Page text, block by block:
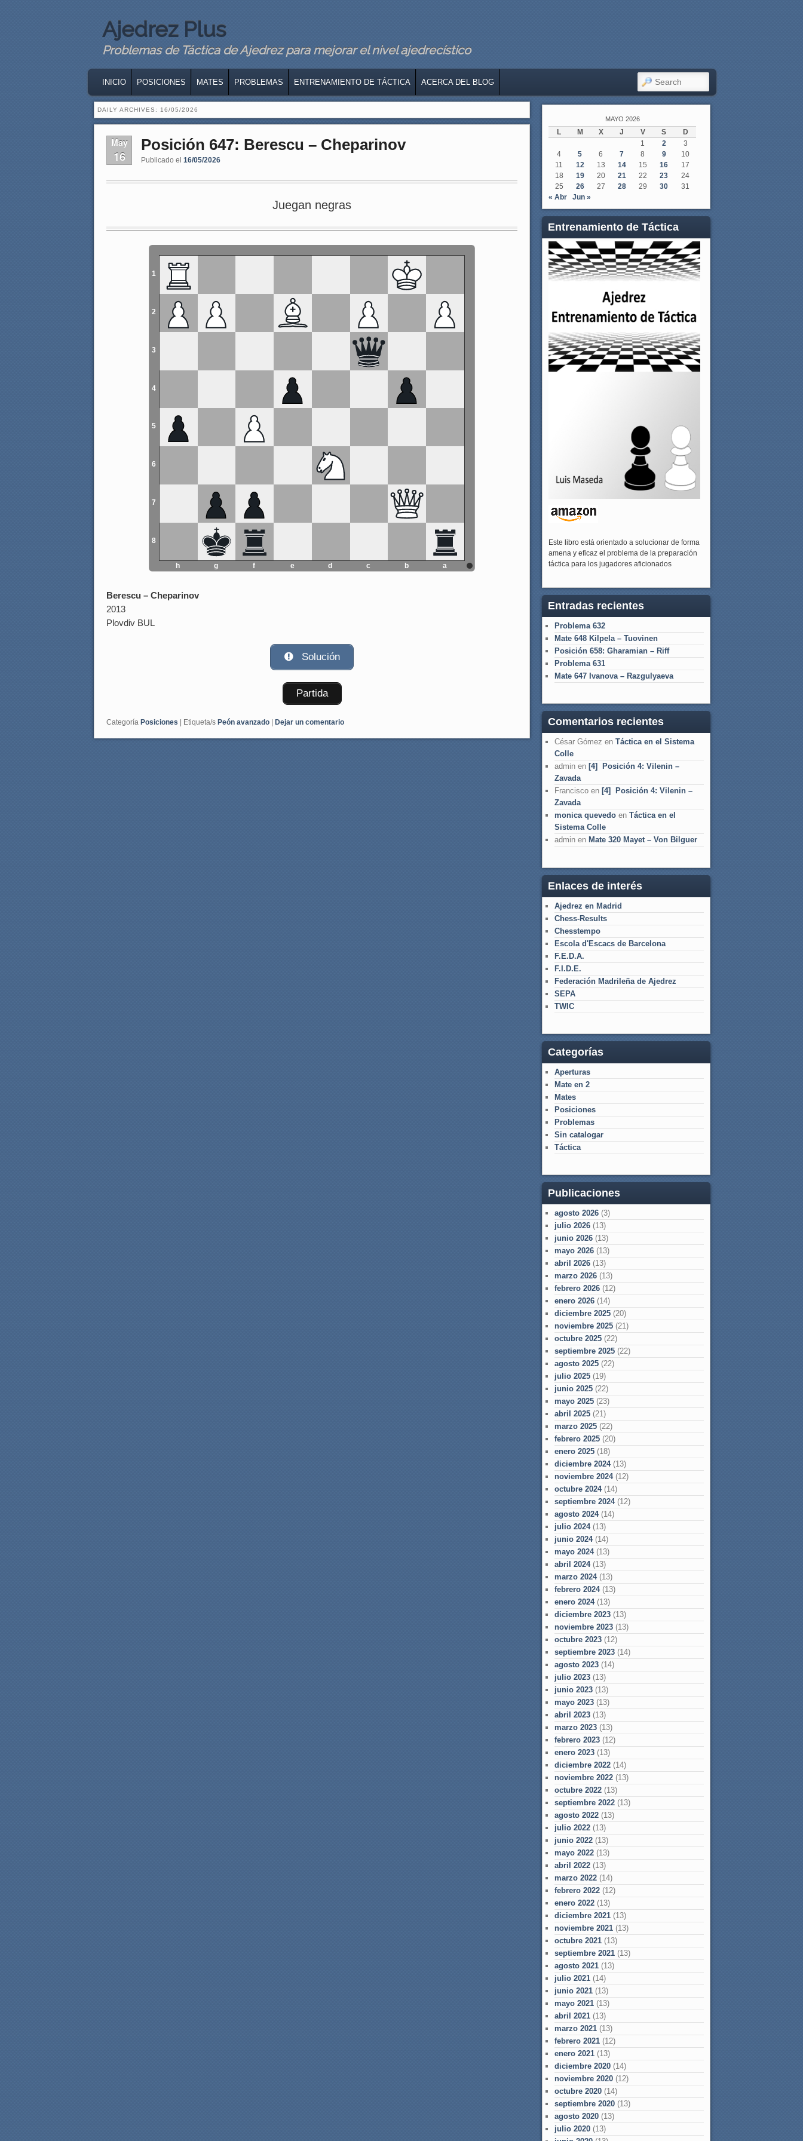
Ajedrez Plus
Problemas de Táctica de Ajedrez para mejorar el nivel ajedrecístico
SKIP TO PRIMARY CONTENT
SKIP TO SECONDARY CONTENT
INICIO POSICIONES MATES PROBLEMAS ENTRENAMIENTO DE TÁCTICA ACERCA DEL BLOG SEARCH
DAILY ARCHIVES: 16/05/2026
May
16
Posición 647: Berescu – Cheparinov
Publicado el 16/05/2026
Juegan negras
1
2
3
4
5
6
7
8
h g f e d c b a
Berescu – Cheparinov
2013
Plovdiv BUL
Solución
Partida
Categoría Posiciones Etiqueta/s Peón avanzado Dejar un comentario
MAYO 2026
L M X J V S
D
1
2
3
4
5 6 7 8 9
10
11
12 13 14 15 16
17
18
19 20 21 22 23
24
25
26 27 28 29 30
31
« Abr
Jun »
Entrenamiento de Táctica
Este libro está orientado a solucionar de forma
amena y eficaz el problema de la preparación
táctica para los jugadores aficionados
Entradas recientes
Problema 632
Mate 648 Kilpela – Tuovinen
Posición 658: Gharamian – Riff
Problema 631
Mate 647 Ivanova – Razgulyaeva
Comentarios recientes
César Gómez en Táctica en el Sistema
Colle
admin en [4] Posición 4: Vilenin –
Zavada
Francisco en [4] Posición 4: Vilenin –
Zavada
monica quevedo en Táctica en el
Sistema Colle
admin en Mate 320 Mayet – Von Bilguer
Enlaces de interés
Ajedrez en Madrid
Chess-Results
Chesstempo
Escola d'Escacs de Barcelona
F.E.D.A.
F.I.D.E.
Federación Madrileña de Ajedrez
SEPA
TWIC
Categorías
Aperturas
Mate en 2
Mates
Posiciones
Problemas
Sin catalogar
Táctica
Publicaciones
agosto 2026 (3)
julio 2026 (13)
junio 2026 (13)
mayo 2026 (13)
abril 2026 (13)
marzo 2026 (13)
febrero 2026 (12)
enero 2026 (14)
diciembre 2025 (20)
noviembre 2025 (21)
octubre 2025 (22)
septiembre 2025 (22)
agosto 2025 (22)
julio 2025 (19)
junio 2025 (22)
mayo 2025 (23)
abril 2025 (21)
marzo 2025 (22)
febrero 2025 (20)
enero 2025 (18)
diciembre 2024(13)
noviembre 2024(12)
octubre 2024(14)
septiembre 2024(12)
agosto 2024(14)
julio 2024(13)
junio 2024(14)
mayo 2024(13)
abril 2024(13)
marzo 2024(13)
febrero 2024(13)
enero 2024(13)
diciembre 2023 (13)
noviembre 2023 (13)
octubre 2023 (12)
septiembre 2023 (14)
agosto 2023 (14)
julio 2023 (13)
junio 2023 (13)
mayo 2023 (13)
abril 2023 (13)
marzo 2023 (13)
febrero 2023 (12)
enero 2023 (13)
diciembre 2022 (14)
noviembre 2022 (13)
octubre 2022 (13)
septiembre 2022 (13)
agosto 2022 (13)
julio 2022 (13)
junio 2022 (13)
mayo 2022 (13)
abril 2022 (13)
marzo 2022 (14)
febrero 2022 (12)
enero 2022 (13)
diciembre 2021 (13)
noviembre 2021 (13)
octubre 2021 (13)
septiembre 2021 (13)
agosto 2021 (13)
julio 2021 (14)
junio 2021 (13)
mayo 2021 (13)
abril 2021 (13)
marzo 2021 (13)
febrero 2021 (12)
enero 2021 (13)
diciembre 2020 (14)
noviembre 2020 (12)
octubre 2020 (14)
septiembre 2020 (13)
agosto 2020 (13)
julio 2020 (13)